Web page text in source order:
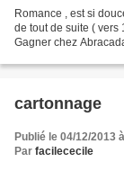
Romance , est si
de tout de suite ( vers
Gagner chez
cartonnage
Publié le 04/12/2013
Par facilececile